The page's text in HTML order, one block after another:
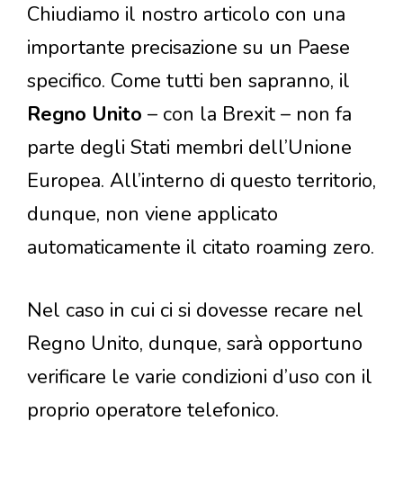
Chiudiamo il nostro articolo con una
importante precisazione su un Paese
specifico. Come tutti ben sapranno, il
Regno Unito – con la Brexit – non fa
parte degli Stati membri dell’Unione
Europea. All’interno di questo territorio,
dunque, non viene applicato
automaticamente il citato roaming zero.
Nel caso in cui ci si dovesse recare nel
Regno Unito, dunque, sarà opportuno
verificare le varie condizioni d’uso con il
proprio operatore telefonico.